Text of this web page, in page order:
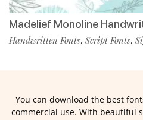
Madelief Monoline
Handwritten Fonts, Script Fonts,
You can download the best
commercial use. With beautiful